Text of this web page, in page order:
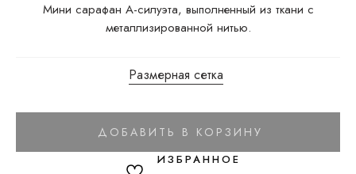
Мини сарафан А-силуэта, выполненный из ткани с
металлизированной нитью.
Размерная сетка
ДОБАВИТЬ В КОРЗИНУ